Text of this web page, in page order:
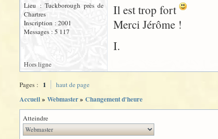
Lieu : Tuckborough près de
Chartres
Inscription : 2001
Messages : 5 117
Il est trop fort
Merci Jérôme !
I.
Hors ligne
Pages : 1 haut de page
Accueil» Webmaster» Changement d'heure
Atteindre